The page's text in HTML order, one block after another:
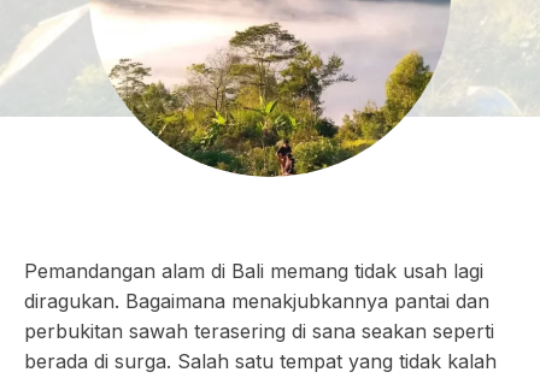
Pemandangan alam di Bali memang tidak usah lagi
diragukan. Bagaimana menakjubkannya pantai dan
perbukitan sawah terasering di sana seakan seperti
berada di surga. Salah satu tempat yang tidak kalah